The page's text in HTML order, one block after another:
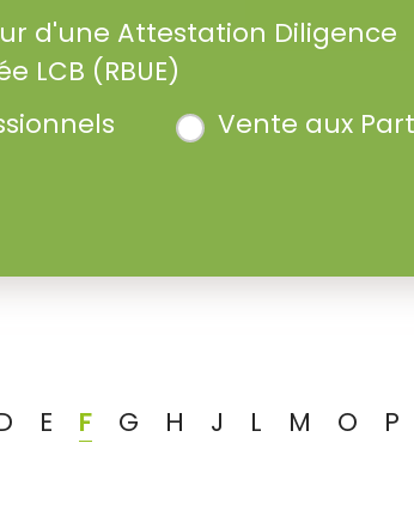
d'une Attestation Diligence
LCB (RBUE)
Vente aux
E F G H J L M O P